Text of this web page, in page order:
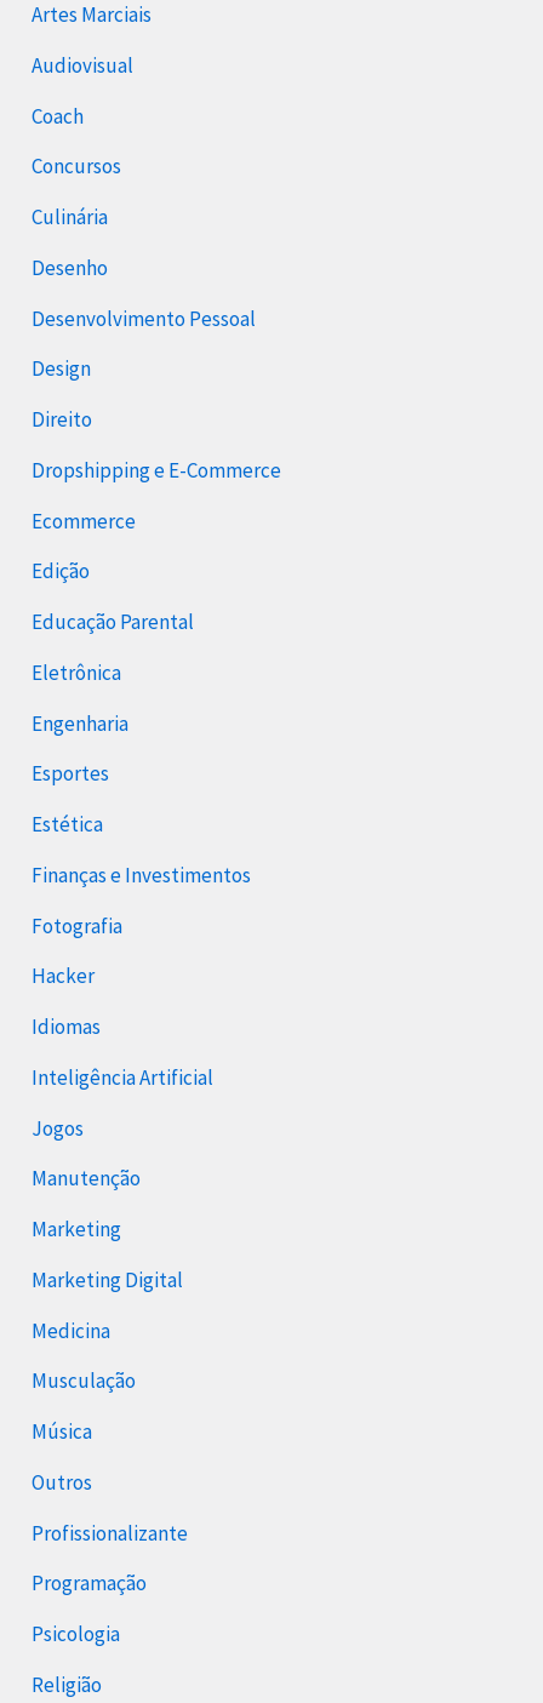
Artes Marciais
Audiovisual
Coach
Concursos
Culinária
Desenho
Desenvolvimento Pessoal
Design
Direito
Dropshipping e E-Commerce
Ecommerce
Edição
Educação Parental
Eletrônica
Engenharia
Esportes
Estética
Finanças e Investimentos
Fotografia
Hacker
Idiomas
Inteligência Artificial
Jogos
Manutenção
Marketing
Marketing Digital
Medicina
Musculação
Música
Outros
Profissionalizante
Programação
Psicologia
Religião